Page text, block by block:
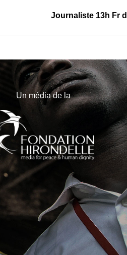
Journaliste 13h Fr
Un média de la